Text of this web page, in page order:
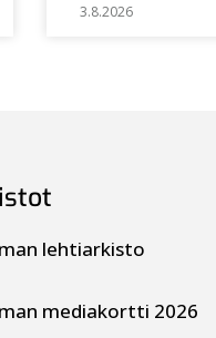
3.8.2026
lehtiarkisto
mediakortti 2026